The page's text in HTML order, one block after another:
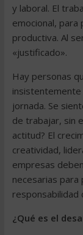
y laboral. El
emocional,
productiva. Al
«justificado».
Hay personas
insistentemente
jornada. Se
de trabajar, sin
actitud? El
creatividad,
empresas
necesarias
responsabilidad
¿Qué es el